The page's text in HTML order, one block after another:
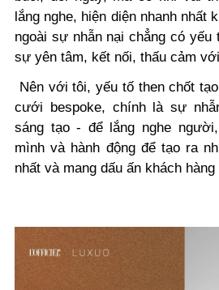
lắng nghe, hiện diện nhanh nhất
ngoài sự nhẫn nại chẳng có yếu
sự yên tâm, kết nối, thấu cảm
Nên với tôi, yếu tố then chốt
cưới bespoke, chính là sự
sáng tạo - để lắng nghe
mình và hành động để tạo ra
nhất và mang dấu ấn khách hàng